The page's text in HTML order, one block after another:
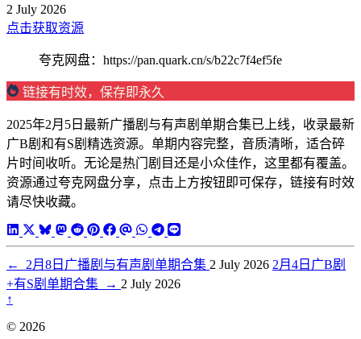
2 July 2026
点击获取资源
夸克网盘：https://pan.quark.cn/s/b22c7f4ef5fe
链接有时效，保存即永久
2025年2月5日最新广播剧与有声剧单期合集已上线，收录最新
广B剧和有S剧精选资源。单期内容完整，音质清晰，适合碎
片时间收听。无论是热门剧目还是小众佳作，这里都有覆盖。
资源通过夸克网盘分享，点击上方按钮即可保存，链接有时效
请尽快收藏。
← 2月8日广播剧与有声剧单期合集 2 July 2026 2月4日广B剧
+有S剧单期合集
→ 2 July 2026
↑
© 2026